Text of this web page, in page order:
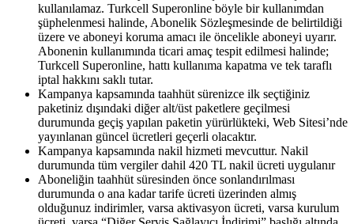
kullanılamaz. Turkcell Superonline böyle bir kullanımdan
şüphelenmesi halinde, Abonelik Sözleşmesinde de belirtildiği
üzere ve aboneyi koruma amacı ile öncelikle aboneyi uyarır.
Abonenin kullanımında ticari amaç tespit edilmesi halinde;
Turkcell Superonline, hattı kullanıma kapatma ve tek taraflı
iptal hakkını saklı tutar. ​
Kampanya kapsamında taahhüt sürenizce ilk seçtiğiniz
paketiniz dışındaki diğer alt/üst paketlere geçilmesi
durumunda geçiş yapılan paketin yürürlükteki, Web Sitesi’nde
yayınlanan güncel ücretleri geçerli olacaktır. ​
Kampanya kapsamında nakil hizmeti mevcuttur. Nakil
durumunda tüm vergiler dahil 420 TL nakil ücreti uygulanır
Aboneliğin taahhüt süresinden önce sonlandırılması
durumunda o ana kadar tarife ücreti üzerinden almış
olduğunuz indirimler, varsa aktivasyon ücreti, varsa kurulum